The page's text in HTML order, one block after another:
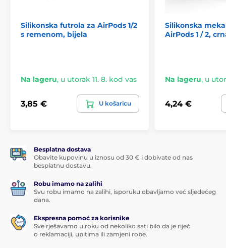
Silikonska futrola za AirPods 1/2
s remenom, bijela
Na lageru, u utorak 11. 8. kod vas
3,85 € U košaricu
Silikonska
AirPods 1 / 2,
Na lageru, u
4,24 €
Besplatna dostava
Obavite kupovinu u iznosu od 30 € i dobivate od nas
besplatnu dostavu.
Robu imamo na zalihi
Svu robu imamo na zalihi, isporuku obavljamo već sljedećeg
dana.
Ekspresna pomoć za korisnike
Sve rješavamo u roku od nekoliko sati bilo da je riječ
o reklamaciji, upitima ili zamjeni robe.